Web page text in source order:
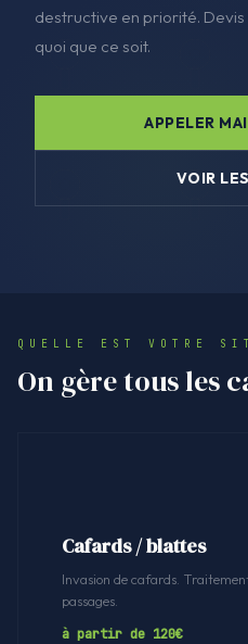
destructive en priorité.
quoi que ce soit.
APPELER
VOIR
QUELLE EST VOTRE
On gère tous les
Cafards / blattes
Invasion de cafards.
passages.
à partir de 120€